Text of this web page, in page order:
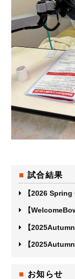
試合結果
【2026
【
【
【
お知らせ